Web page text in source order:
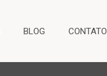
BLOG CONTATO